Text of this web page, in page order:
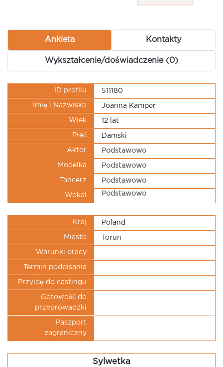
Ankieta Kontakty
Wykształcenie/doświadczenie (0)
ID profilu 511180
Imię i Nazwisko Joanna Kamper
Wiek 12 lat
Płeć Damski
Aktor Podstawowo
Modelka Podstawowo
Tancerz Podstawowo
Wokal Podstawowo
Kraj Poland
Miasto Torun
Warunki pracy
Termin podpisania
Przyjdę do castingu
Gotowość do
przeprowadzki
Paszport
zagraniczny
Sylwetka